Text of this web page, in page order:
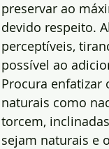
preservar ao
devido respeito.
perceptíveis,
possível ao
Procura enfatizar
naturais como
torcem,
sejam naturais e